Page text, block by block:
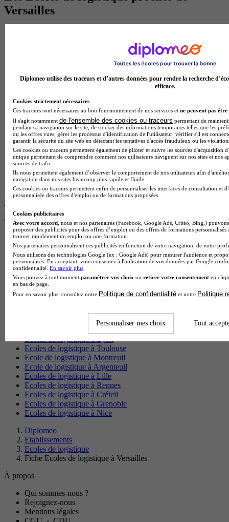
Versailles
Ecoles de logistique à Créteil
Ecoles de logistique à Reims
Ecoles de logistique à Évreux
Ecoles de logistique à Bobigny
Ecoles de logistique à Compiègne
Ecoles de logistique à Melun
Ecole de logistique à Meaux
Ecoles de logistique à Nanterre
Ecole de logistique à Soissons
Ecole de logistique à Issy-Les-Moulineaux
Ecole de logistique à Évry-Courcouronnes
Les Ecoles de logistique par ville les plus
recherchées
Ecole de logistique à Valenciennes
Ecole de logistique à Bayonne
Ecole de logistique à Calais
Ecole de logistique à Cambrai
Ecole de logistique à Bastia
Ecole de logistique à Gap
Ecole de logistique à Lorient
Ecole de logistique à Niort
Ecoles de logistique à Paris
Ecoles de logistique à Toulouse
Ecole de logistique à Montreuil
Ecole de logistique à Argenteuil
Ecoles de logistique à Lille
Ecoles de logistique à Rennes
Ecoles de logistique à Créteil
Ecoles de logistique à Grenoble
Ecoles de logistique à Nice
Diplomeo
Etablissements
Ecoles de logistique
Fiche Ecoles de logistique à Versailles
À propos
Qui sommes-nous ?
Rejoignez-nous
Mentions légales
Diplomeo utilise des traceurs et d’autres données pour rendre la recherche
efficace.
Cookies strictement nécessaires
Ces traceurs sont nécessaires au bon fonctionnement de nos services et ne peuvent pas être
Il s'agit notamment de l'ensemble des cookies ou traceurs permettant de
pendant sa navigation sur le site, de stocker des informations temporaires telles que les
ou les offres vues, gérer les processus d'identification de l'utilisateur, vérifier s'il est
garantir la sécurité du site web en détectant les tentatives d'accès frauduleux ou les
Ces cookies ou traceurs permettent également de piloter et suivre les sources d'acquisition
unique permettant de comprendre comment nos utilisateurs naviguent sur nos sites et nos
sources de trafic.
Ils nous permettent également d’observer le comportement de nos utilisateurs afin
navigation dans nos sites beaucoup plus rapide et fluide.
Ces cookies ou traceurs permettent enfin de personnaliser les interfaces de consultation et
personnalisée des offres d'emploi ou de formations proposées.
Cookies publicitaires
Avec votre accord , nous et nos partenaires (Facebook, Google Ads, Critéo, Bing,)
proposer des publicités pour des offres d’emploi ou des offres de formations
trouver rapidement un emploi ou une formation.
Nos partenaires personnalisent ces publicités en fonction de votre navigation, de votre
Nous utilisons des technologies Google (ex : Google Ads) pour mesurer l'audience et
personnalisés. En acceptant, vous consentez à l'utilisation de vos données par Google
confidentialité. En savoir plus
Vous pouvez à tout moment paramétrer vos choix ou retirer votre consentement en
en bas de page.
Pour en savoir plus, consultez notre Politique de confidentialité et notre Politique
Personnaliser mes choix Tout